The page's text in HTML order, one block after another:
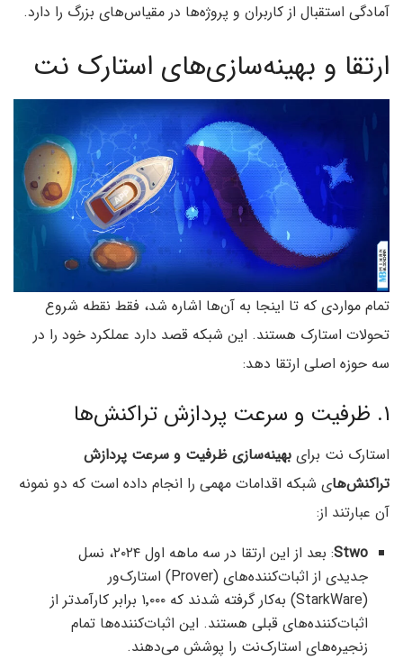
آمادگی استقبال از کاربران و پروژه‌ها در مقیاس‌های بزرگ را دارد.
ارتقا و بهینه‌سازی‌های استارک نت
تمام مواردی که تا اینجا به آن‌ها اشاره شد، فقط نقطه شروع
تحولات استارک هستند. این شبکه قصد دارد عملکرد خود را در
سه حوزه اصلی ارتقا دهد:
۱. ظرفیت و سرعت پردازش تراکنش‌ها
استارک نت برای بهینه‌سازی ظرفیت و سرعت پردازش
تراکنش‌های شبکه اقدامات مهمی را انجام داده است که دو نمونه
آن عبارتند از:
Stwo
: بعد از این ارتقا در سه ماهه اول ۲۰۲۴، نسل
جدیدی از اثبات‌کننده‌های (Prover) استارک‌ور
(StarkWare) به‌کار گرفته شدند که ۱٬۰۰۰ برابر کارآمدتر از
اثبات‌کننده‌های قبلی هستند. این اثبات‌کننده‌ها تمام
زنجیره‌های استارک‌نت را پوشش می‌دهند.